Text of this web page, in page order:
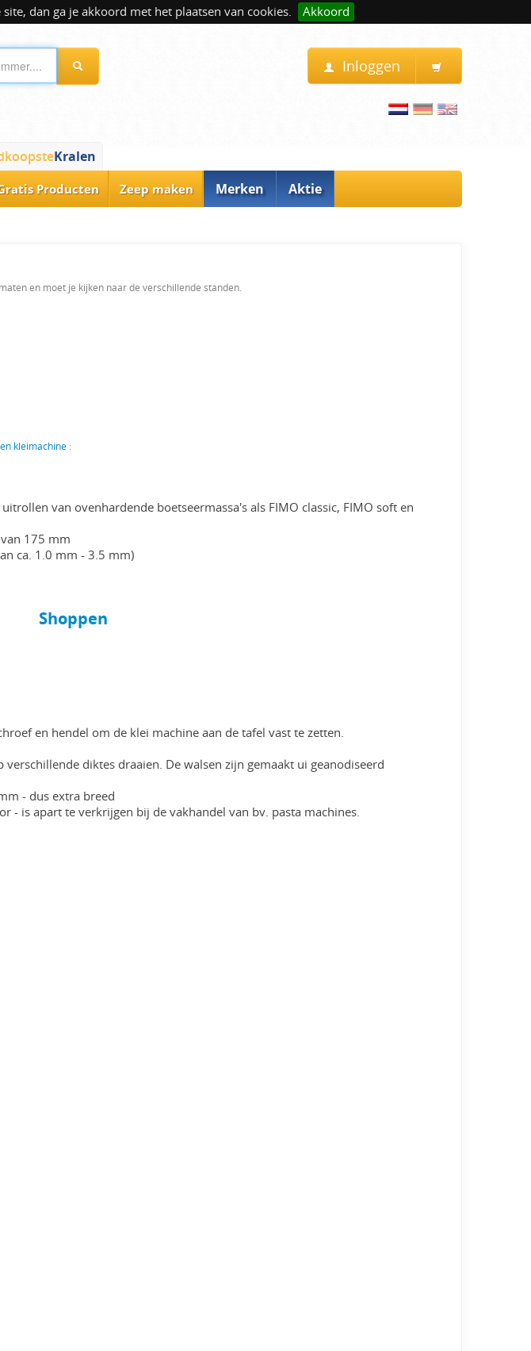
dan ga je akkoord met het plaatsen van cookies. Akkoord
Inloggen
Kralen
Producten Zeep maken Merken Aktie
en moet je kijken naar de verschillende standen.
kleimachine :
van ovenhardende boetseermassa's als FIMO classic, FIMO soft en
175 mm
ca. 1.0 mm - 3.5 mm)
Shoppen
en hendel om de klei machine aan de tafel vast te zetten.
diktes draaien. De walsen zijn gemaakt ui geanodiseerd
- dus extra breed
- is apart te verkrijgen bij de vakhandel van bv. pasta machines.